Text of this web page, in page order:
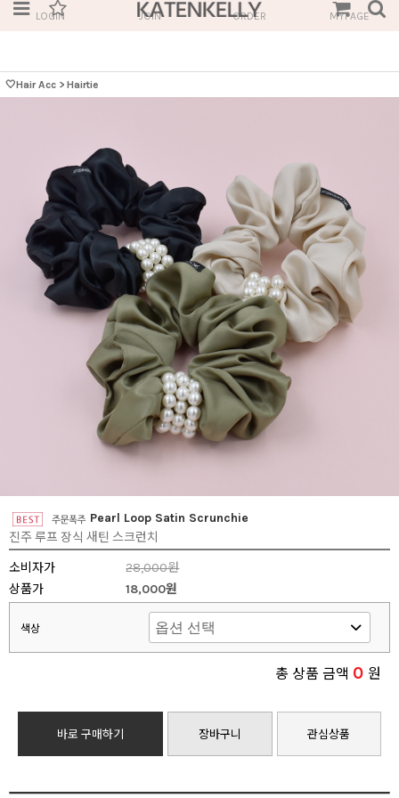
LOGIN JOIN ORDER MYPAGE
🤍Hair Acc > Hairtie
Pearl Loop Satin Scrunchie
진주 루프 장식 새틴 스크런치
소비자가
28,000원
상품가
18,000원
색상
총 상품 금액 0 원
바로 구매하기 장바구니 관심상품